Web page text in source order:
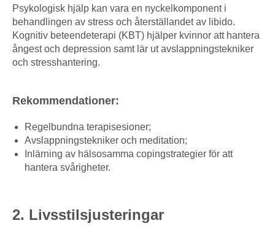
Psykologisk hjälp kan vara en nyckelkomponent i
behandlingen av stress och återställandet av libido.
Kognitiv beteendeterapi (KBT) hjälper kvinnor att hantera
ångest och depression samt lär ut avslappningstekniker
och stresshantering.
Rekommendationer:
Regelbundna terapisesioner;
Avslappningstekniker och meditation;
Inlärning av hälsosamma copingstrategier för att
hantera svårigheter.
2. Livsstilsjusteringar